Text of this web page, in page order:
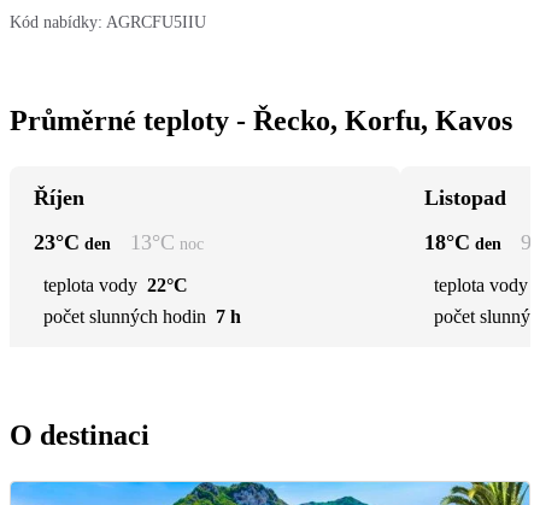
Kód nabídky: AGRCFU5IIU
Průměrné teploty - Řecko, Korfu, Kavos
Říjen
23°C den 13°C noc
teplota vody 22°C
počet slunných hodin 7 h
Listopad
18°C den 9
teplota vody
počet
O destinaci